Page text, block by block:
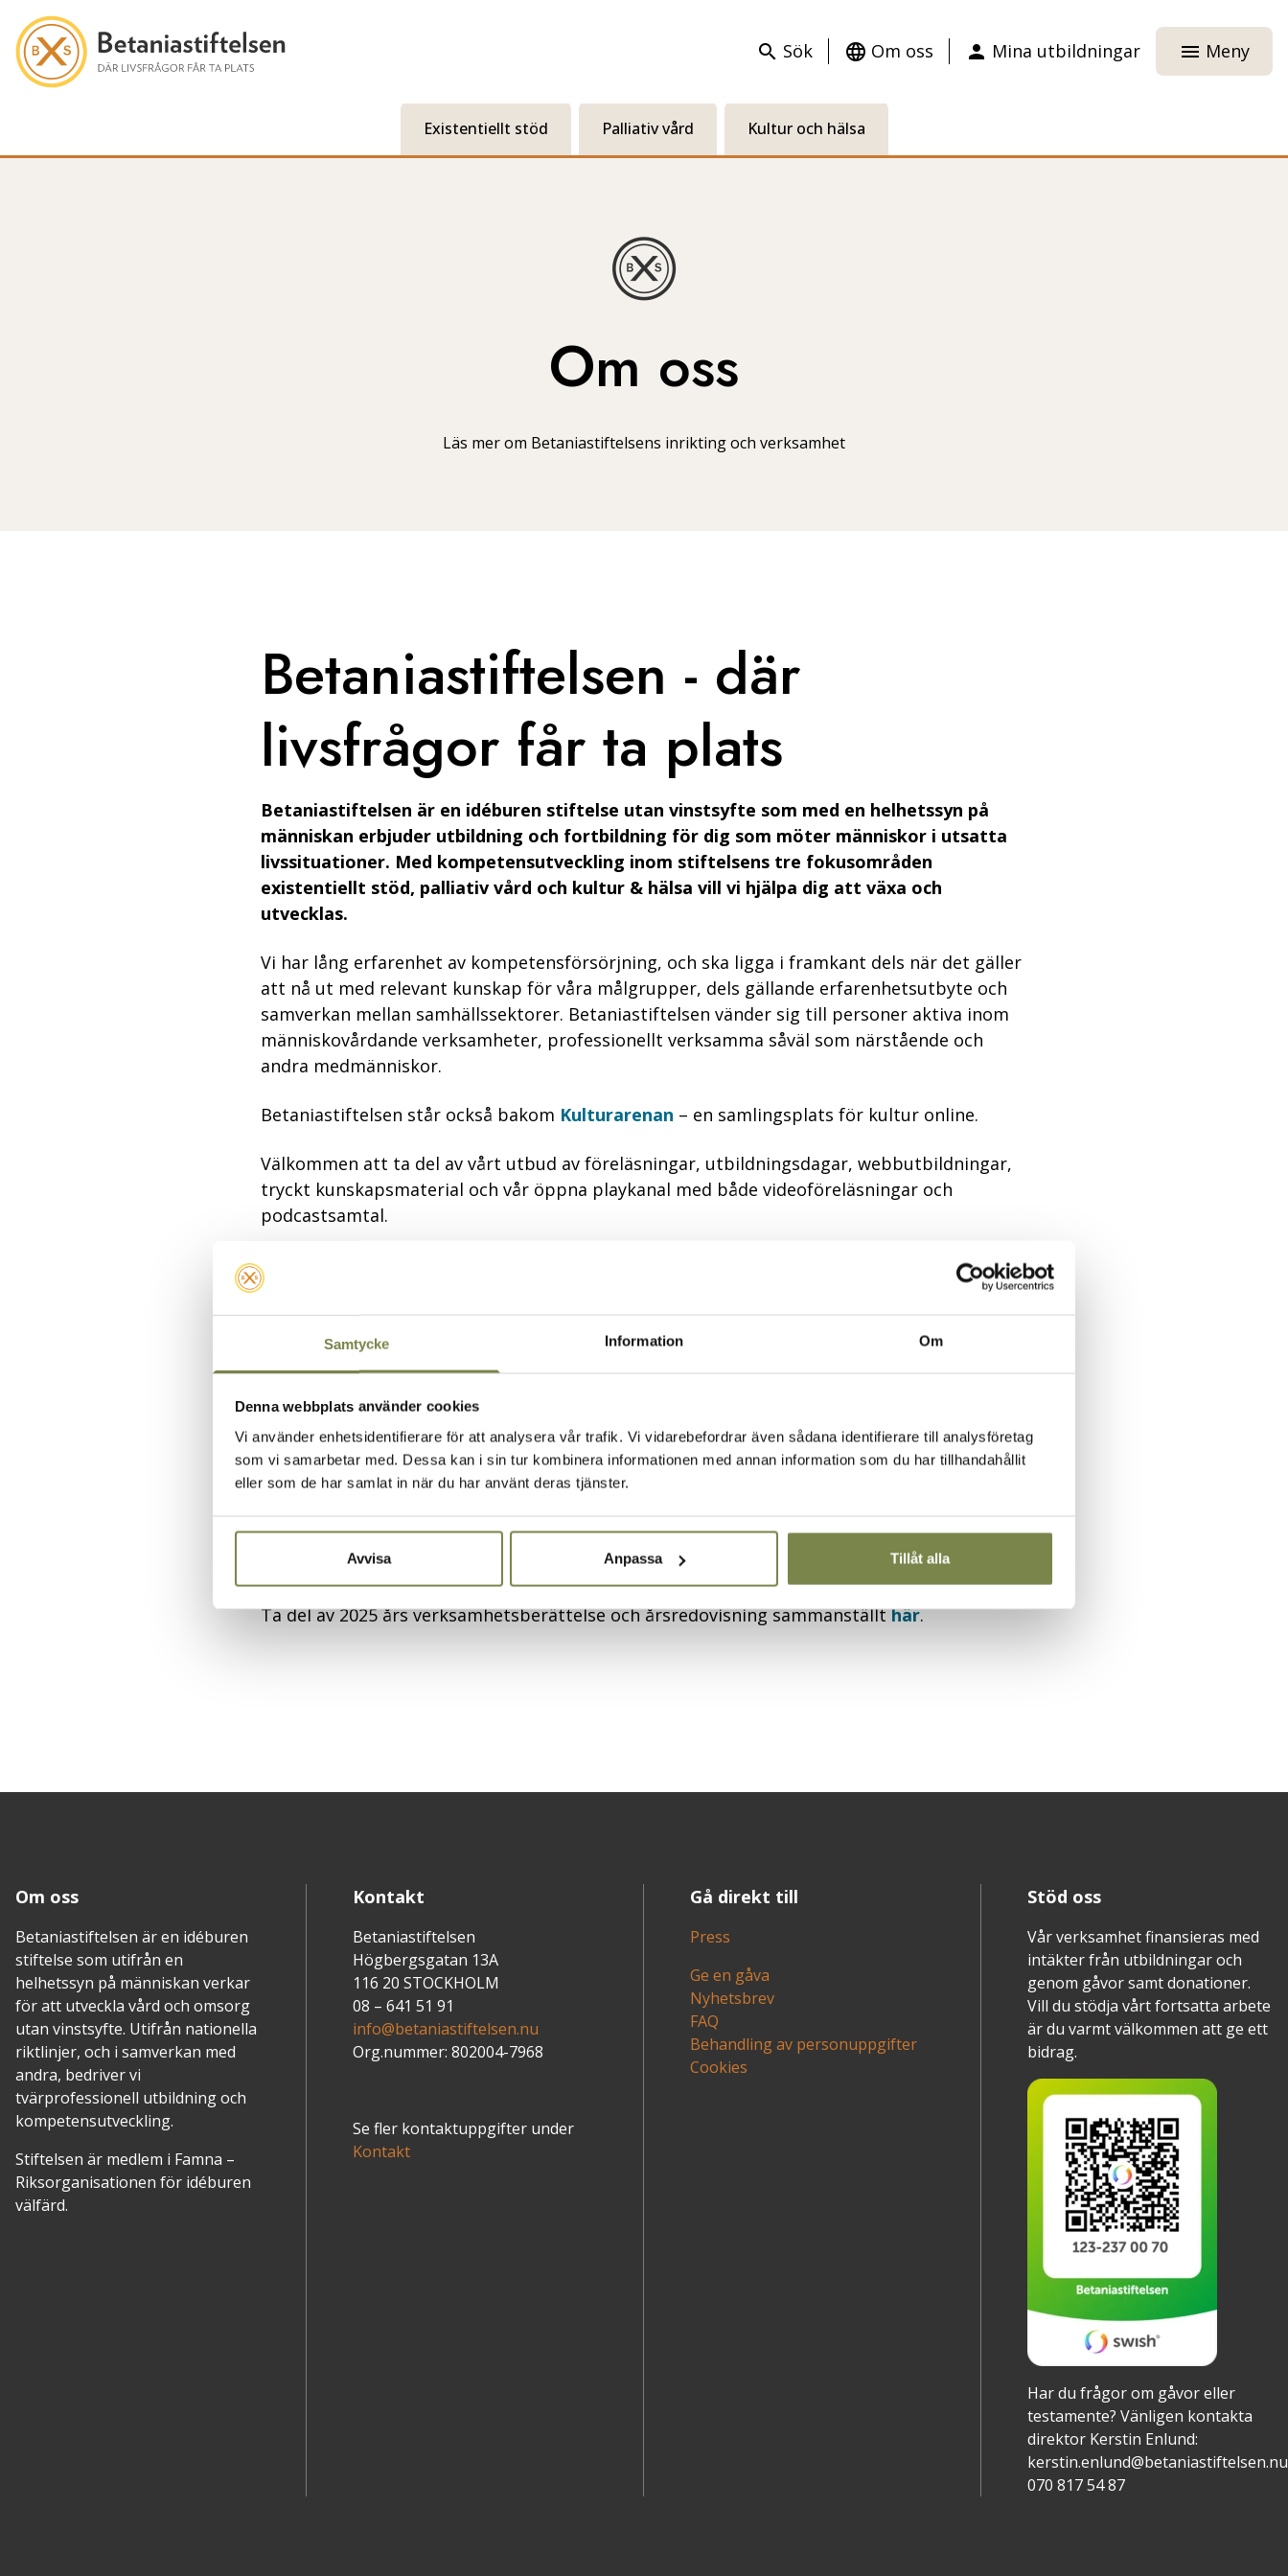
Samtycke Information Om
Denna webbplats använder cookies
Vi använder enhetsidentifierare för att analysera vår trafik. Vi vidarebefordrar även sådana identifierare till analysföretag
som vi samarbetar med. Dessa kan i sin tur kombinera informationen med annan information som du har tillhandahållit
eller som de har samlat in när du har använt deras tjänster.
Avvisa Anpassa Tillåt alla
search Sök language Om oss person Mina utbildningar menu Meny
Existentiellt stöd Palliativ vård Kultur och hälsa
Om oss
Läs mer om Betaniastiftelsens inrikting och verksamhet
Betaniastiftelsen - där
livsfrågor får ta plats
Betaniastiftelsen är en idéburen stiftelse utan vinstsyfte som med en helhetssyn på
människan erbjuder utbildning och fortbildning för dig som möter människor i utsatta
livssituationer. Med kompetensutveckling inom stiftelsens tre fokusområden
existentiellt stöd, palliativ vård och kultur & hälsa vill vi hjälpa dig att växa och
utvecklas.
Vi har lång erfarenhet av kompetensförsörjning, och ska ligga i framkant dels när det gäller
att nå ut med relevant kunskap för våra målgrupper, dels gällande erfarenhetsutbyte och
samverkan mellan samhällssektorer. Betaniastiftelsen vänder sig till personer aktiva inom
människovårdande verksamheter, professionellt verksamma såväl som närstående och
andra medmänniskor.
Betaniastiftelsen står också bakom Kulturarenan – en samlingsplats för kultur online.
Välkommen att ta del av vårt utbud av föreläsningar, utbildningsdagar, webbutbildningar,
tryckt kunskapsmaterial och vår öppna playkanal med både videoföreläsningar och
podcastsamtal.
Läs mer om våra profilområden och vår historia. Läs även mer om verksamheten i
Betaniastiftelsens verksamhetsberättelse eller i
Värdegrund
Betaniastiftelsen vilar på en kristen värdegrund och ser därmed alla människors lika värde
läggning.
Behandling av personuppgifter
Ta del av Betaniastiftelsensintegritetsmeddelande
Information omcookies på denna webbplats.
Verksamhetsberättelse och årsredovisning
Ta del av 2025 års verksamhetsberättelse och årsredovisning sammanställthär.
Om oss
Betaniastiftelsen är en idéburen
stiftelse som utifrån en
helhetssyn på människan verkar
för att utveckla vård och omsorg
utan vinstsyfte. Utifrån nationella
riktlinjer, och i samverkan med
andra, bedriver vi
tvärprofessionell utbildning och
kompetensutveckling.
Stiftelsen är medlem i Famna –
Riksorganisationen för idéburen
välfärd.
Kontakt
Betaniastiftelsen
Högbergsgatan 13A
116 20 STOCKHOLM
08 – 641 51 91
info@betaniastiftelsen.nu
Org.nummer: 802004-7968
Se fler kontaktuppgifter under
Kontakt
Gå direkt till
Press
Ge en gåva
Nyhetsbrev
FAQ
Behandling av personuppgifter
Cookies
Stöd oss
Vår verksamhet finansieras med
intäkter från utbildningar och
genom gåvor samt donationer.
Vill du stödja vårt fortsatta arbete
är du varmt välkommen att ge ett
bidrag.
Har du frågor om gåvor eller
testamente? Vänligen kontakta
direktor Kerstin Enlund:
kerstin.enlund@betaniastiftelsen.nu
070 817 54 87